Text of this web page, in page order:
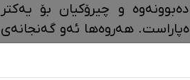
و چیرۆکیان بۆ یەکتر
هەروەها ئەو گەنجانەی
و خۆیان لەم ئەشکەوتەدا